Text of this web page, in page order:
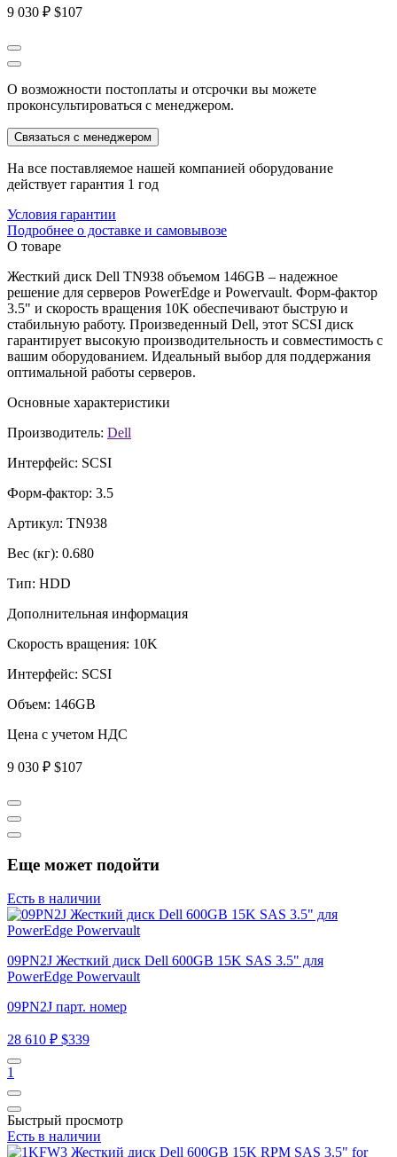
9 030 ₽ $107
О возможности постоплаты и отсрочки вы можете
проконсультироваться с менеджером.
Связаться с менеджером
На все поставляемое нашей компанией оборудование
действует гарантия 1 год
Условия гарантии
Подробнее о доставке и самовывозе
О товаре
Жесткий диск Dell TN938 объемом 146GB – надежное
решение для серверов PowerEdge и Powervault. Форм-фактор
3.5" и скорость вращения 10K обеспечивают быструю и
стабильную работу. Произведенный Dell, этот SCSI диск
гарантирует высокую производительность и совместимость с
вашим оборудованием. Идеальный выбор для поддержания
оптимальной работы серверов.
Основные характеристики
Производитель: Dell
Интерфейс: SCSI
Форм-фактор: 3.5
Артикул: TN938
Вес (кг): 0.680
Тип: HDD
Дополнительная информация
Скорость вращения: 10K
Интерфейс: SCSI
Объем: 146GB
Цена с учетом НДС
9 030 ₽ $107
Еще может подойти
Есть в наличии
09PN2J Жесткий диск Dell 600GB 15K SAS 3.5" для
PowerEdge Powervault
09PN2J парт. номер
28 610 ₽ $339
1
Быстрый просмотр
Есть в наличии